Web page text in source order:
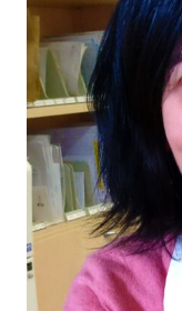
Docència
Serveis
Com col·laborar?
Contacte